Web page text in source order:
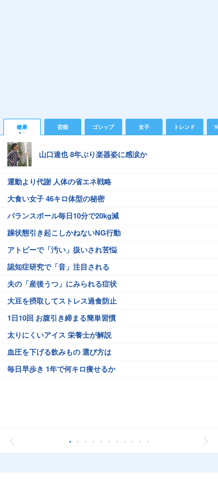
健康 芸能 ゴシップ 女子 トレンド
山口達也 8年ぶり楽器姿に感涙か
運動より代謝 人体の省エネ戦略
大食い女子 46キロ体型の秘密
バランスボール毎日10分で20kg減
躁状態引き起こしかねないNG行動
アトピーで「汚い」扱いされ苦悩
認知症研究で「音」注目される
夫の「産後うつ」にみられる症状
大豆を摂取してストレス過食防止
1日10回 お腹引き締まる簡単習慣
太りにくいアイス 栄養士が解説
血圧を下げる飲みもの 選び方は
毎日早歩き 1年で何キロ痩せるか